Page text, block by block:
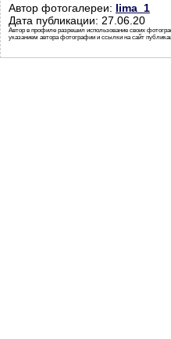
Автор фотогалереи: lima_1
Дата публикации: 27.06.20
Автор в профиле разрешил использование своих
указанием автора фотографии и ссылки на сайт